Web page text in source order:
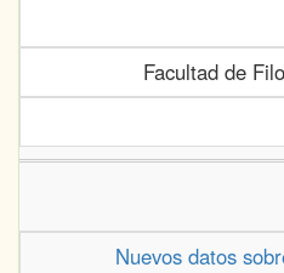
Facultad de
Nuevos datos